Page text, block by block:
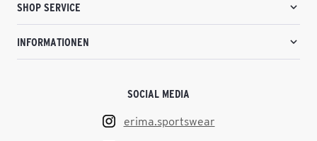
SHOP SERVICE
INFORMATIONEN
SOCIAL MEDIA
erima.sportswear